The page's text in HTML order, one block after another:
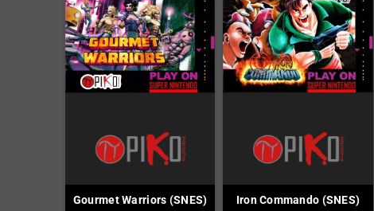
Gourmet Warriors (SNES) Iron Commando (SNES)